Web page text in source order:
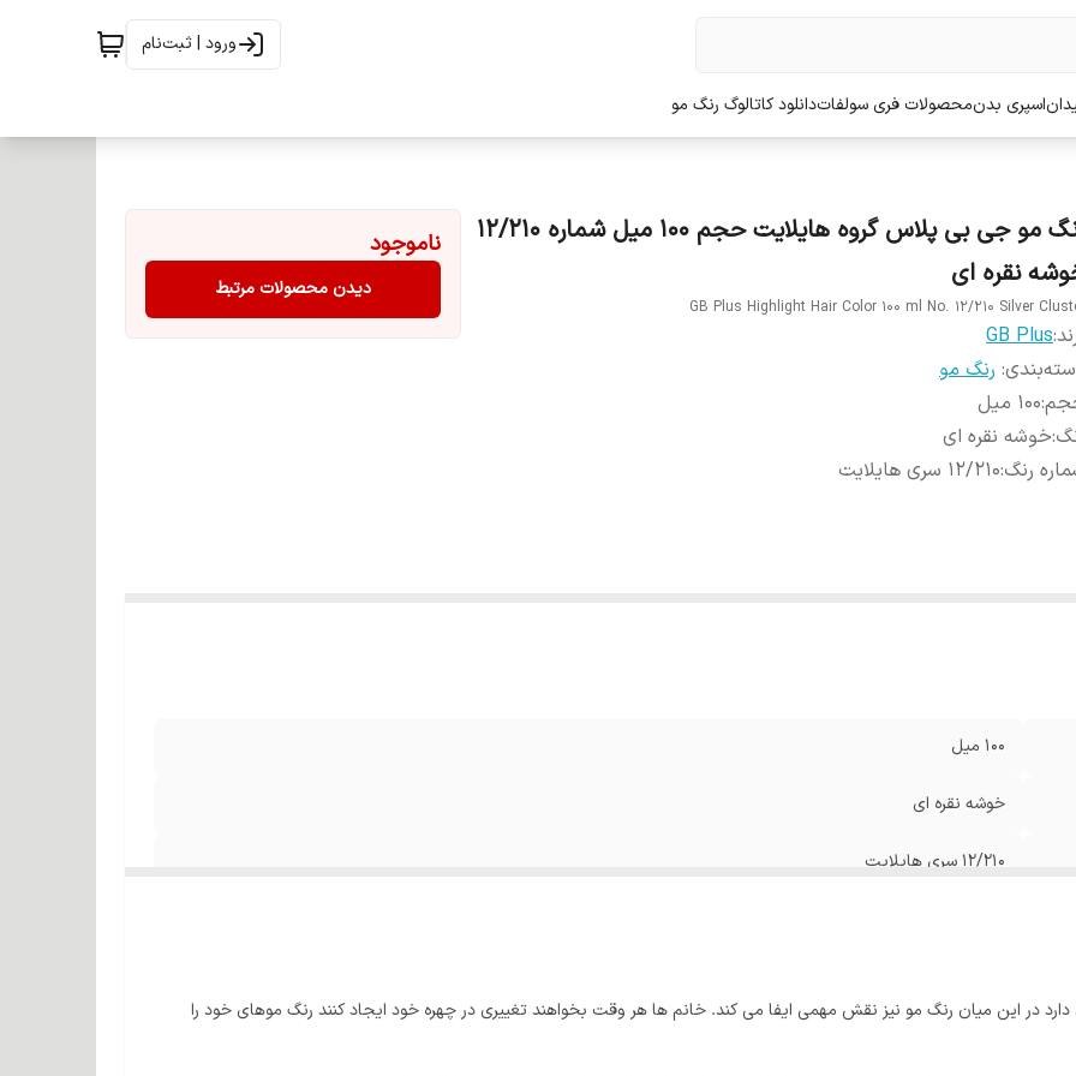
ورود | ثبت‌نام
اسپری بدنمحصولات فری سولفاتدانلود کاتالوگ رنگ مو
رنگ مو جی بی پلاس گروه هایلایت حجم 100 میل شماره 12/210
نقره ای
GB Plus Highlight Hair Color 100 ml No. 12/210 Silver
GB Plus
: رنگ مو
:100 میل
:خوشه نقره ای
رنگ:12/210 سری هایلایت
ناموجود
دیدن محصولات مرتبط
100 میل
خوشه نقره ای
12/210 سری هایلایت
دارد در این میان رنگ مو نیز نقش مهمی ایفا می کند. خانم ها هر وقت بخواهند تغییری در چهره خود ایجاد کنند رنگ موهای خود را